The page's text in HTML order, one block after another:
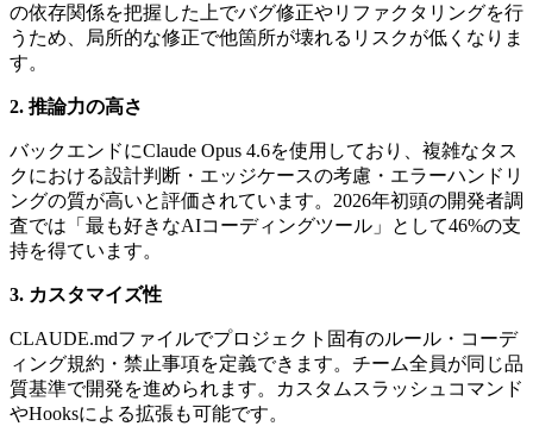
の依存関係を把握した上でバグ修正やリファクタリングを行
うため、局所的な修正で他箇所が壊れるリスクが低くなりま
す。
2. 推論力の高さ
バックエンドにClaude Opus 4.6を使用しており、複雑なタス
クにおける設計判断・エッジケースの考慮・エラーハンドリ
ングの質が高いと評価されています。2026年初頭の開発者調
査では「最も好きなAIコーディングツール」として46%の支
持を得ています。
3. カスタマイズ性
CLAUDE.mdファイルでプロジェクト固有のルール・コーデ
ィング規約・禁止事項を定義できます。チーム全員が同じ品
質基準で開発を進められます。カスタムスラッシュコマンド
やHooksによる拡張も可能です。